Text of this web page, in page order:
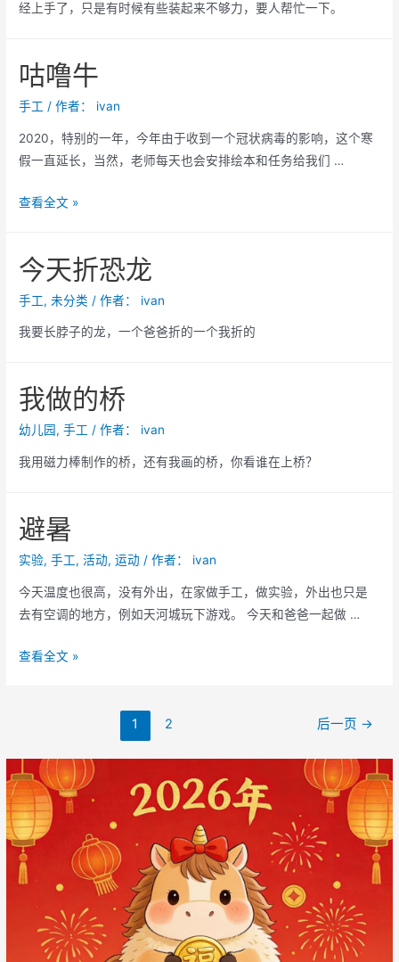
经上手了，只是有时候有些装起来不够力，要人帮忙一下。
咕噜牛
手工 / 作者： ivan
2020，特别的一年，今年由于收到一个冠状病毒的影响，这个寒
假一直延长，当然，老师每天也会安排绘本和任务给我们 …
咕
查看全文 »
今天折恐龙
手工,未分类 / 作者： ivan
我要长脖子的龙，一个爸爸折的一个我折的
我做的桥
幼儿园,手工 / 作者： ivan
我用磁力棒制作的桥，还有我画的桥，你看谁在上桥？
避暑
实验,手工,活动,运动 / 作者： ivan
今天温度也很高，没有外出，在家做手工，做实验，外出也只是
去有空调的地方，例如天河城玩下游戏。 今天和爸爸一起做 …
避
查看全文 »
航
1 2 后一页 →